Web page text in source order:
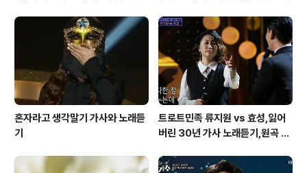
혼자라고 생각말기 가사와 노래듣
기
트로트민족 류지원 vs 효성,잃어
버린 30년 가사 노래듣기,원곡 설